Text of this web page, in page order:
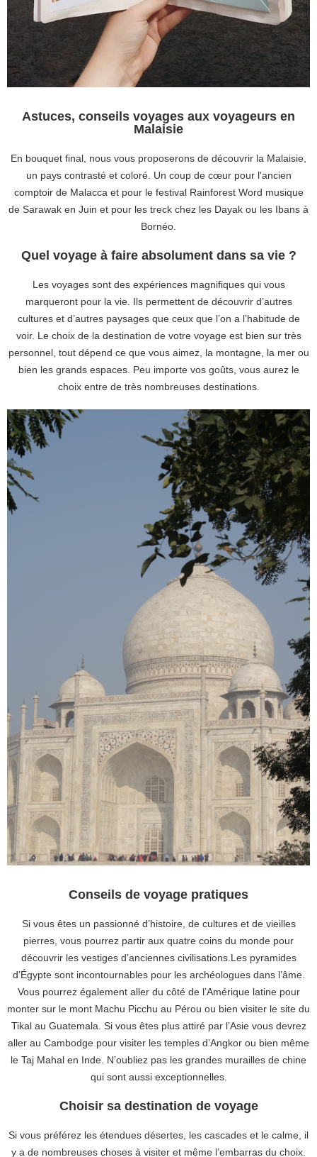
Astuces, conseils voyages aux voyageurs en
Malaisie
En bouquet final, nous vous proposerons de découvrir la Malaisie,
un pays contrasté et coloré. Un coup de cœur pour l'ancien
comptoir de Malacca et pour le festival Rainforest Word musique
de Sarawak en Juin et pour les treck chez les Dayak ou les Ibans à
Bornéo.
Quel voyage à faire absolument dans sa vie ?
Les voyages sont des expériences magnifiques qui vous
marqueront pour la vie. Ils permettent de découvrir d’autres
cultures et d’autres paysages que ceux que l’on a l’habitude de
voir. Le choix de la destination de votre voyage est bien sur très
personnel, tout dépend ce que vous aimez, la montagne, la mer ou
bien les grands espaces. Peu importe vos goûts, vous aurez le
choix entre de très nombreuses destinations.
Conseils de voyage pratiques
Si vous êtes un passionné d’histoire, de cultures et de vieilles
pierres, vous pourrez partir aux quatre coins du monde pour
découvrir les vestiges d’anciennes civilisations.Les pyramides
d’Égypte sont incontournables pour les archéologues dans l’âme.
Vous pourrez également aller du côté de l’Amérique latine pour
monter sur le mont Machu Picchu au Pérou ou bien visiter le site du
Tikal au Guatemala. Si vous êtes plus attiré par l’Asie vous devrez
aller au Cambodge pour visiter les temples d’Angkor ou bien même
le Taj Mahal en Inde. N’oubliez pas les grandes murailles de chine
qui sont aussi exceptionnelles.
Choisir sa destination de voyage
Si vous préférez les étendues désertes, les cascades et le calme, il
y a de nombreuses choses à visiter et même l’embarras du choix.